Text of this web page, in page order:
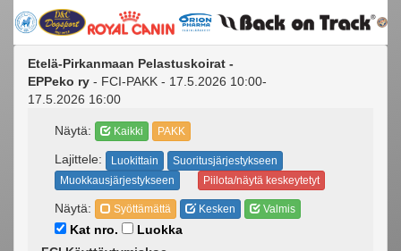
Etelä-Pirkanmaan Pelastuskoirat -
EPPeko ry - FCI-PAKK - 17.5.2026 10:00-
17.5.2026 16:00
Näytä: Kaikki PAKK
Lajittele: Luokittain
Suoritusjärjestykseen
Muokkausjärjestykseen
Piilota/näytä keskeytetyt
Näytä: Syöttämättä Kesken Valmis
Kat nro.
Luokka